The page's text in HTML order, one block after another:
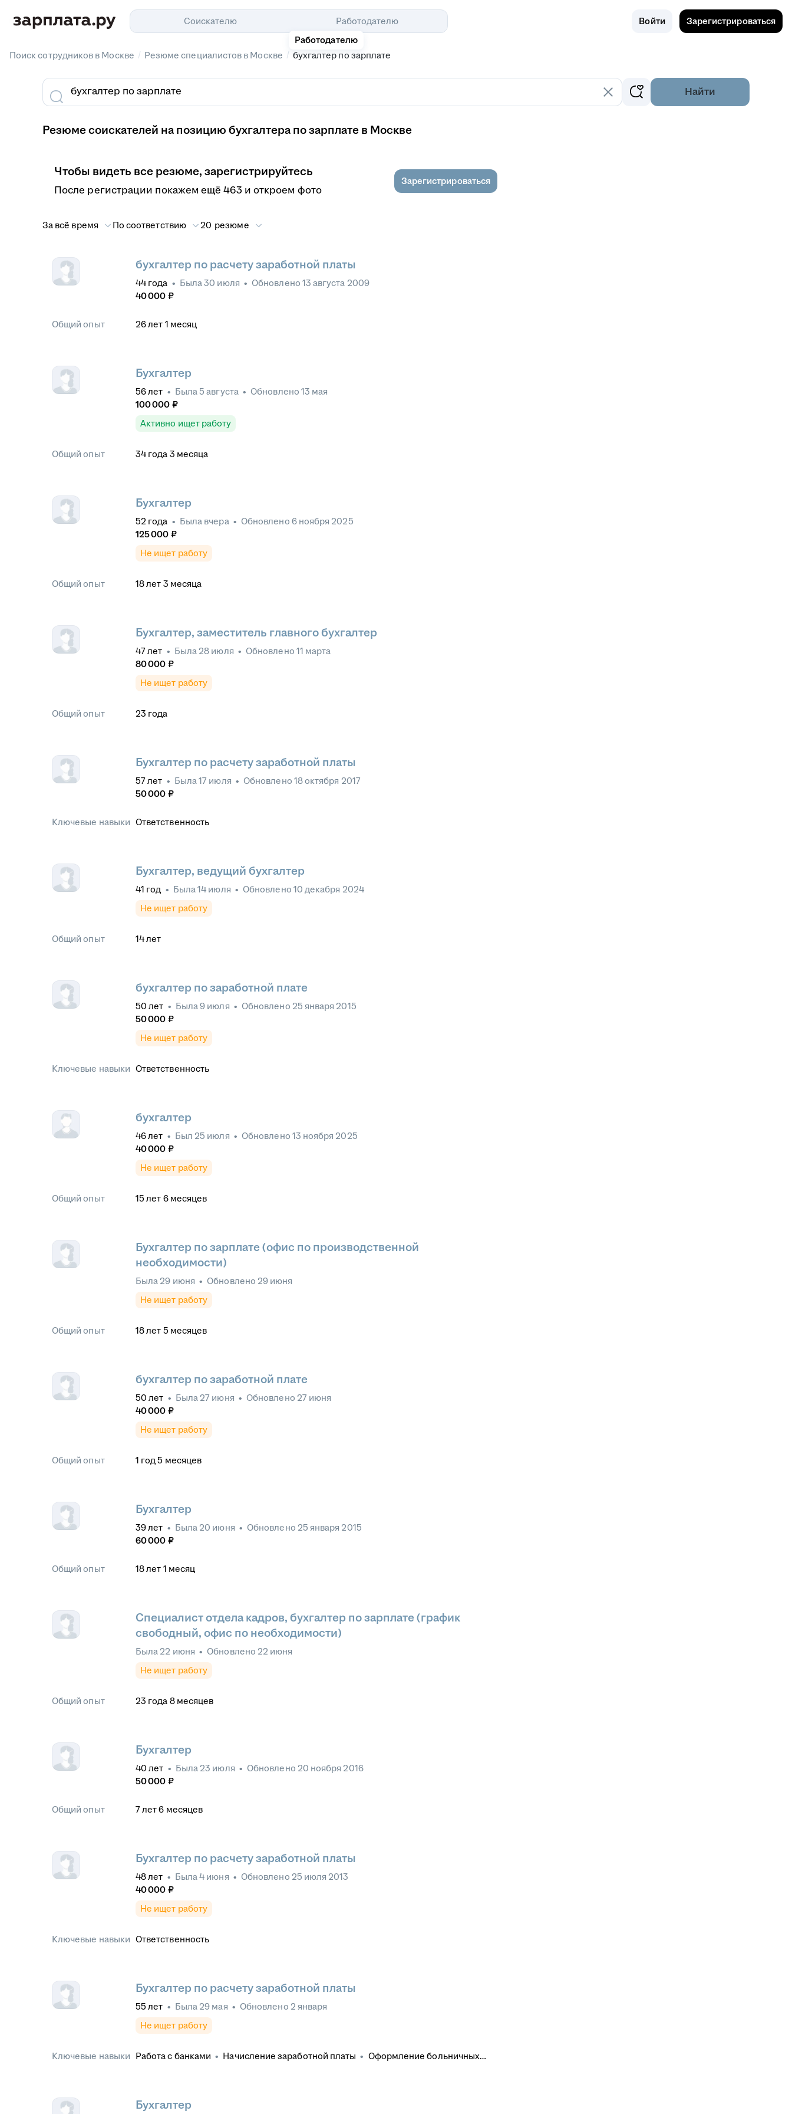
Соискателю
Работодателю
Работодателю
Войти Зарегистрироваться
Поиск сотрудников в Москве / Резюме специалистов в Москве / бухгалтер по зарплате
Найти
Резюме соискателей на позицию бухгалтера по зарплате в Москве
Чтобы видеть все резюме, зарегистрируйтесь
После регистрации покажем ещё 463 и откроем фото
Зарегистрироваться
За всё время По соответствию 20 резюме
бухгалтер по расчету заработной платы
44 года • Была30 июля • Обновлено 13 августа 2009
40 000 ₽
Общий опыт 26лет 1 месяц
Бухгалтер
56лет • Была5 августа • Обновлено 13 мая
100 000 ₽
Активно ищет работу
Общий опыт 34 года 3 месяца
Бухгалтер
52 года • Была вчера • Обновлено 6 ноября 2025
125 000 ₽
Не ищет работу
Общий опыт 18лет 3 месяца
Бухгалтер, заместитель главного бухгалтер
47лет • Была 28 июля • Обновлено 11 марта
80 000 ₽
Не ищет работу
Общий опыт 23 года
Бухгалтер по расчету заработной платы
57лет • Была17 июля • Обновлено 18 октября 2017
50 000 ₽
Ключевые навыки Ответственность
Бухгалтер, ведущий бухгалтер
41 год • Была14 июля • Обновлено 10 декабря 2024
Не ищет работу
Общий опыт 14лет
бухгалтер по заработной плате
50 лет • Была9 июля • Обновлено 25 января 2015
50 000 ₽
Не ищет работу
Ключевые навыки Ответственность
бухгалтер
46лет • Был 25 июля • Обновлено 13 ноября 2025
40 000 ₽
Не ищет работу
Общий опыт 15 лет 6 месяцев
Бухгалтер по зарплате (офис по производственной
необходимости)
Была 29 июня • Обновлено 29 июня
Не ищет работу
Общий опыт 18лет 5 месяцев
бухгалтер по заработной плате
50 лет • Была 27 июня • Обновлено 27 июня
40 000 ₽
Не ищет работу
Общий опыт 1 год 5 месяцев
Бухгалтер
39лет • Была 20 июня • Обновлено 25 января 2015
60 000 ₽
Общий опыт 18лет 1 месяц
Специалист отдела кадров, бухгалтер по зарплате (график
свободный, офис по необходимости)
Была 22 июня • Обновлено 22 июня
Не ищет работу
Общий опыт 23 года 8 месяцев
Бухгалтер
40 лет • Была 23 июля • Обновлено 20 ноября 2016
50 000 ₽
Общий опыт 7лет 6 месяцев
Бухгалтер по расчету заработной платы
48лет • Была4 июня • Обновлено 25 июля 2013
40 000 ₽
Не ищет работу
Ключевые навыки Ответственность
Бухгалтер по расчету заработной платы
55 лет • Была 29 мая • Обновлено 2 января
Не ищет работу
Ключевые навыки Работа с банками • Начисление заработной платы • Оформление больничных
в ПФР • Отчетность в ФСС
Бухгалтер